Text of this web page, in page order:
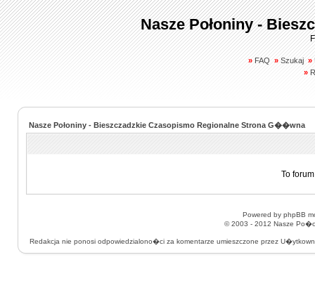
Nasze Połoniny -
» FAQ » Szukaj »
»
Nasze Połoniny - Bieszczadzkie Czasopismo Regionalne Strona G��wna
To
Powered by phpBB
© 2003 - 2012 Nasze
Redakcja nie ponosi odpowiedzialono�ci za komentarze umieszczone przez